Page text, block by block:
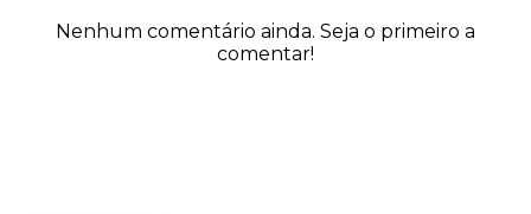
Nenhum comentário ainda. Seja o primeiro a
comentar!